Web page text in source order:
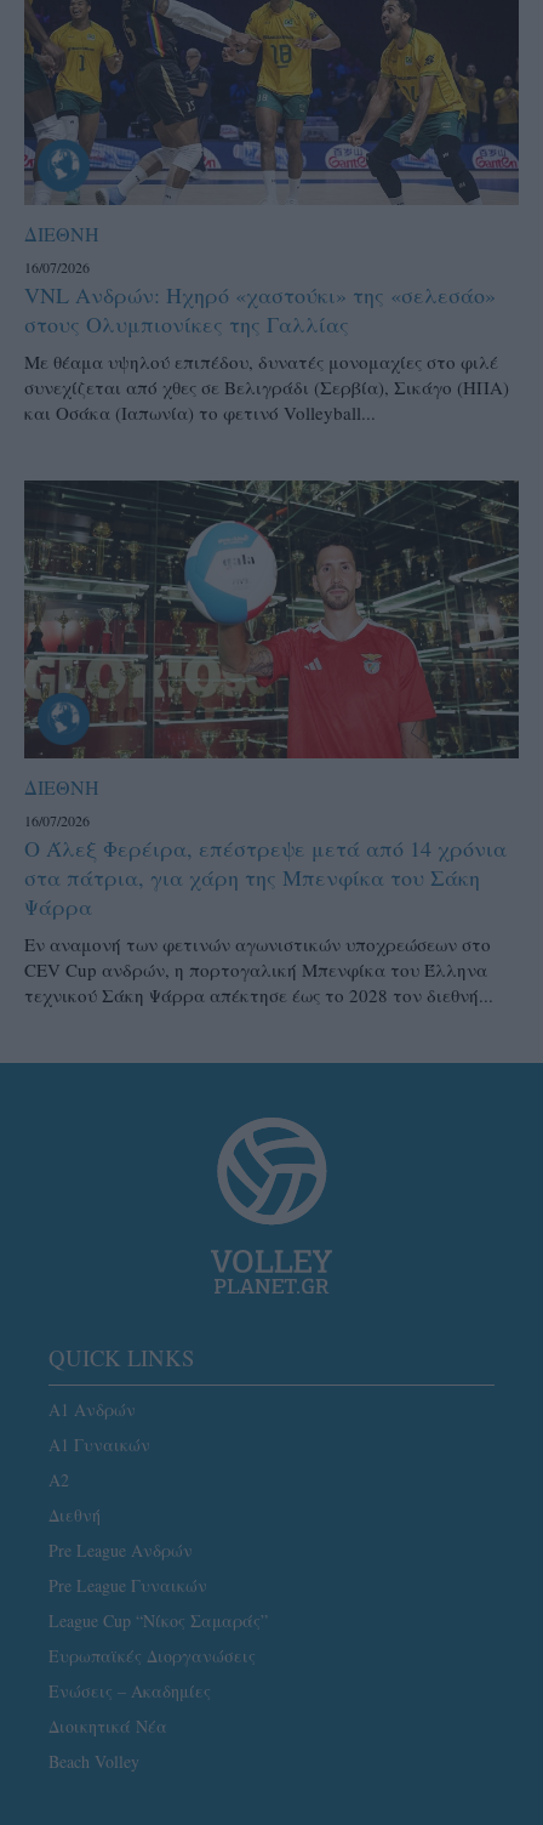
ΔΙΕΘΝΗ
16/07/2026
VNL Ανδρών: Ηχηρό «χαστούκι» της «σελεσάο»
στους Ολυμπιονίκες της Γαλλίας
Mε θέαμα υψηλού επιπέδου, δυνατές μονομαχίες στο φιλέ
συνεχίζεται από χθες σε Βελιγράδι (Σερβία), Σικάγο (ΗΠΑ)
και Οσάκα (Ιαπωνία) το φετινό Volleyball...
ΔΙΕΘΝΗ
16/07/2026
Ο Άλεξ Φερέιρα, επέστρεψε μετά από 14 χρόνια
στα πάτρια, για χάρη της Μπενφίκα του Σάκη
Ψάρρα
Εν αναμονή των φετινών αγωνιστικών υποχρεώσεων στο
CEV Cup ανδρών, η πορτογαλική Μπενφίκα του Έλληνα
τεχνικού Σάκη Ψάρρα απέκτησε έως το 2028 τον διεθνή...
QUICK LINKS
Α1 Ανδρών
Α1 Γυναικών
A2
Διεθνή
Pre League Ανδρών
Pre League Γυναικών
League Cup “Νίκος Σαμαράς”
Ευρωπαϊκές Διοργανώσεις
Ενώσεις – Ακαδημίες
Διοικητικά Νέα
Beach Volley